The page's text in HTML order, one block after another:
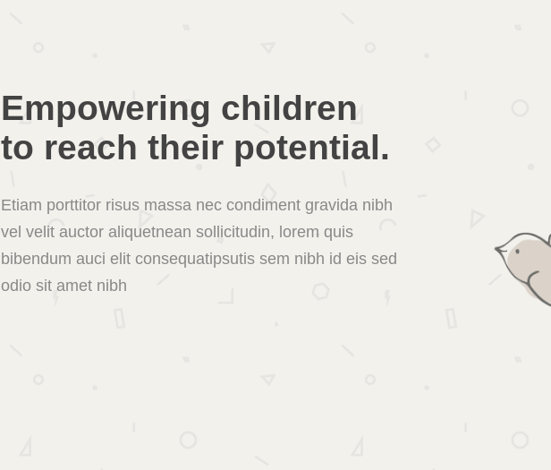
Empowering children
to reach their potential.
Etiam porttitor risus massa nec condiment gravida nibh
vel velit auctor aliquetnean sollicitudin, lorem quis
bibendum auci elit consequatipsutis sem nibh id eis sed
odio sit amet nibh